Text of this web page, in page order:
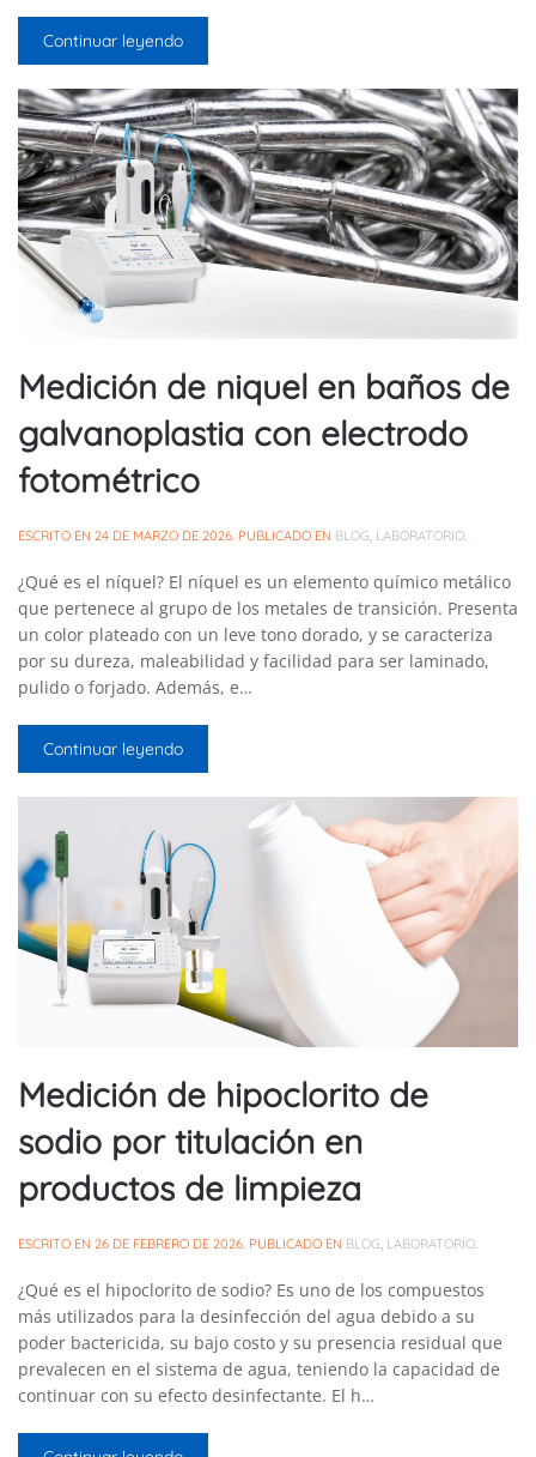
Continuar leyendo
Medición de niquel en baños de
galvanoplastia con electrodo
fotométrico
ESCRITO EN 24 DE MARZO DE 2026 . PUBLICADO EN BLOG LABORATORIO
¿Qué es el níquel? El níquel es un elemento químico metálico
que pertenece al grupo de los metales de transición. Presenta
un color plateado con un leve tono dorado, y se caracteriza
por su dureza, maleabilidad y facilidad para ser laminado,
pulido o forjado. Además, e…
Continuar leyendo
Medición de hipoclorito de
sodio por titulación en
productos de limpieza
ESCRITO EN 26 DE FEBRERO DE 2026 . PUBLICADO EN BLOG LABORATORIO
¿Qué es el hipoclorito de sodio? Es uno de los compuestos
más utilizados para la desinfección del agua debido a su
poder bactericida, su bajo costo y su presencia residual que
prevalecen en el sistema de agua, teniendo la capacidad de
continuar con su efecto desinfectante. El h…